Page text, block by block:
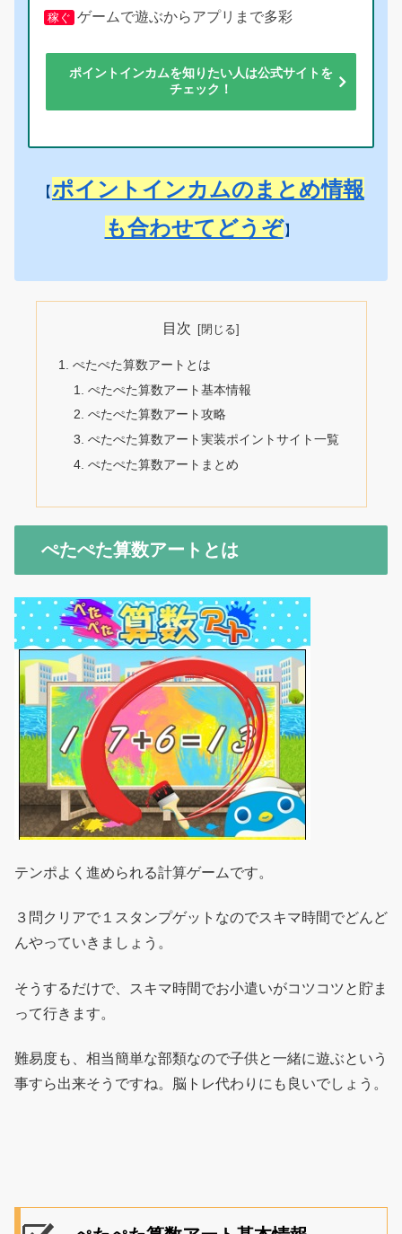
稼ぐ ゲームで遊ぶからアプリまで多彩
ポイントインカムを知りたい人は公式サイトを
チェック！
【ポイントインカムのまとめ情報
も合わせてどうぞ 】
目次
ぺたぺた算数アートとは
ぺたぺた算数アート基本情報
ぺたぺた算数アート攻略
ぺたぺた算数アート実装ポイントサイト一覧
ぺたぺた算数アートまとめ
ぺたぺた算数アートとは
テンポよく進められる計算ゲームです。
３問クリアで１スタンプゲットなのでスキマ時間でどんど
んやっていきましょう。
そうするだけで、スキマ時間でお小遣いがコツコツと貯ま
って行きます。
難易度も、相当簡単な部類なので子供と一緒に遊ぶという
事すら出来そうですね。脳トレ代わりにも良いでしょう。